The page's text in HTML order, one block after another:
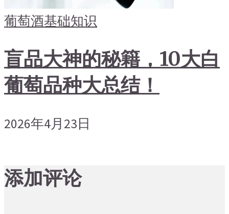
葡萄酒基础知识
盲品大神的秘籍，10大白
葡萄品种大总结！
2026年4月23日
添加评论